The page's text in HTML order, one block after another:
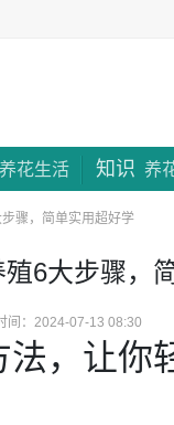
养花生活 知识 养
骤，简单实用超好学
6大步骤，
间：2024-07-13 08:30
，让你